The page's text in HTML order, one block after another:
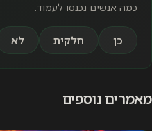
כמה אנשים נכנסו לעמוד.
כן חלקית לא
מאמרים נוספים